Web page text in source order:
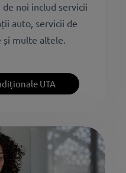
noi includ servicii
auto, servicii de
multe altele.
UTA